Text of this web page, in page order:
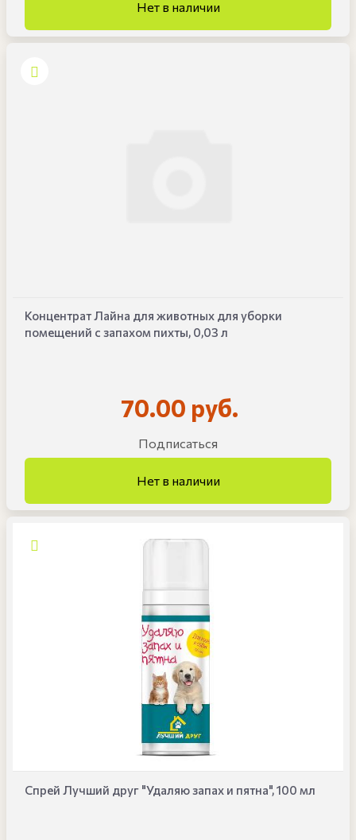
Концентрат Лайна для животных для уборки
помещений с запахом пихты, 0,03 л
70.00 руб.
Подписаться
Спрей Лучший друг "Удаляю запах и пятна", 100 мл